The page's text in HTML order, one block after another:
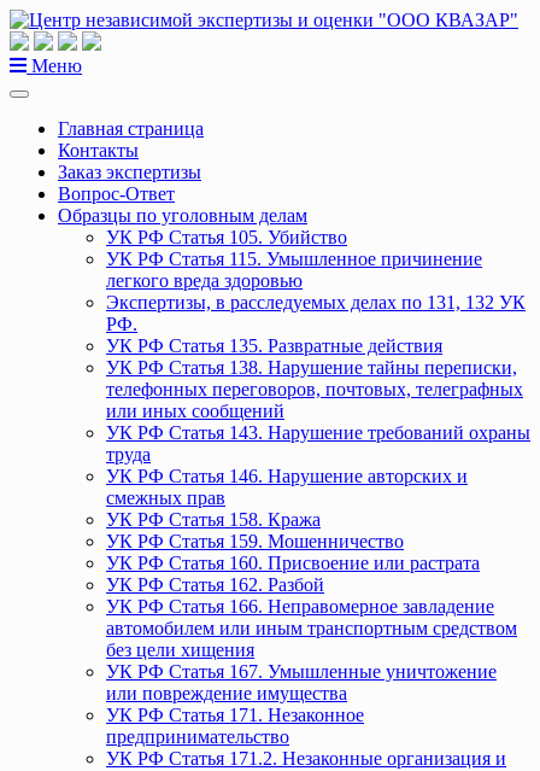
Перейти
к
содержанию
Меню
Главная страница
Контакты
Заказ экспертизы
Вопрос-Ответ
Образцы по уголовным делам
УК РФ Статья 105. Убийство
УК РФ Статья 115. Умышленное причинение
легкого вреда здоровью
Экспертизы, в расследуемых делах по 131, 132 УК
РФ.
УК РФ Статья 135. Развратные действия
УК РФ Статья 138. Нарушение тайны переписки,
телефонных переговоров, почтовых, телеграфных
или иных сообщений
УК РФ Статья 143. Нарушение требований охраны
труда
УК РФ Статья 146. Нарушение авторских и
смежных прав
УК РФ Статья 158. Кража
УК РФ Статья 159. Мошенничество
УК РФ Статья 160. Присвоение или растрата
УК РФ Статья 162. Разбой
УК РФ Статья 166. Неправомерное завладение
автомобилем или иным транспортным средством
без цели хищения
УК РФ Статья 167. Умышленные уничтожение
или повреждение имущества
УК РФ Статья 171. Незаконное
предпринимательство
УК РФ Статья 171.2. Незаконные организация и